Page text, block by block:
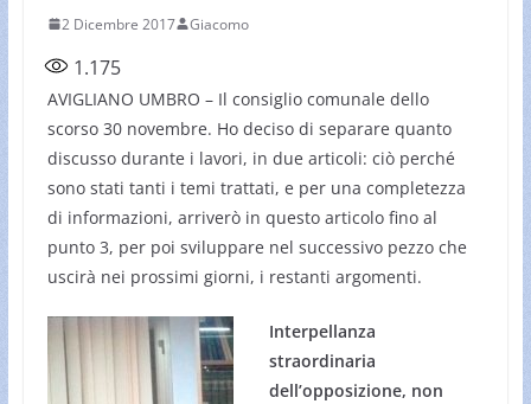
2 Dicembre 2017 Giacomo
1.175
AVIGLIANO UMBRO – Il consiglio comunale dello
scorso 30 novembre. Ho deciso di separare quanto
discusso durante i lavori, in due articoli: ciò perché
sono stati tanti i temi trattati, e per una completezza
di informazioni, arriverò in questo articolo fino al
punto 3, per poi sviluppare nel successivo pezzo che
uscirà nei prossimi giorni, i restanti argomenti.
Interpellanza
straordinaria
dell’opposizione, non